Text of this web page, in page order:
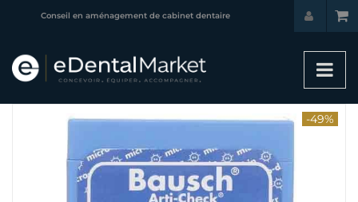
Conseil en aménagement de cabinet dentaire
-49%